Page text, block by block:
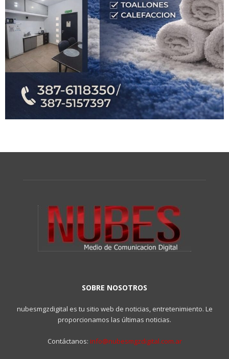
SOBRE NOSOTROS
nubesmgzdigital es tu sitio web de noticias, entretenimiento. Le
proporcionamos las últimas noticias.
Contáctanos: info@nubesmgzdigital.com.ar